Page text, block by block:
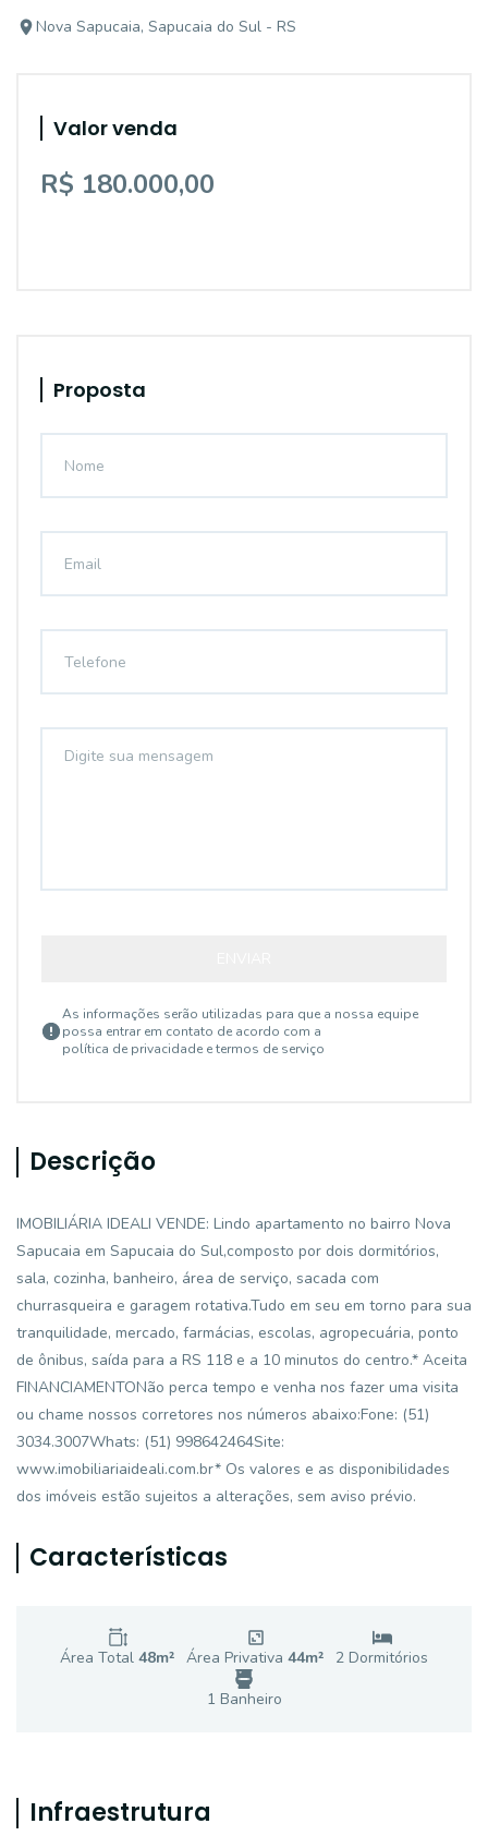
Nova Sapucaia, Sapucaia do Sul - RS
Valor venda
R$ 180.000,00
Proposta
As informações serão utilizadas para que a nossa equipe
possa entrar em contato de acordo com a
política de privacidade e termos de serviço
Descrição
IMOBILIÁRIA IDEALI VENDE: Lindo apartamento no bairro Nova
Sapucaia em Sapucaia do Sul,composto por dois dormitórios,
sala, cozinha, banheiro, área de serviço, sacada com
churrasqueira e garagem rotativa.Tudo em seu em torno para sua
tranquilidade, mercado, farmácias, escolas, agropecuária, ponto
de ônibus, saída para a RS 118 e a 10 minutos do centro.* Aceita
FINANCIAMENTONão perca tempo e venha nos fazer uma visita
ou chame nossos corretores nos números abaixo:Fone: (51)
3034.3007Whats: (51) 998642464Site:
www.imobiliariaideali.com.br* Os valores e as disponibilidades
dos imóveis estão sujeitos a alterações, sem aviso prévio.
Características
Área Total 48m² Área Privativa 44m² 2 Dormitórios
1 Banheiro
Infraestrutura